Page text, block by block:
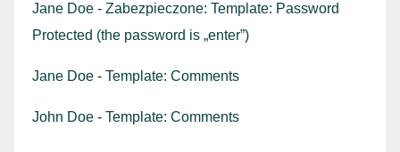
Jane Doe - Zabezpieczone: Template: Password
Protected (the password is „enter”)
Jane Doe - Template: Comments
John Doe - Template: Comments